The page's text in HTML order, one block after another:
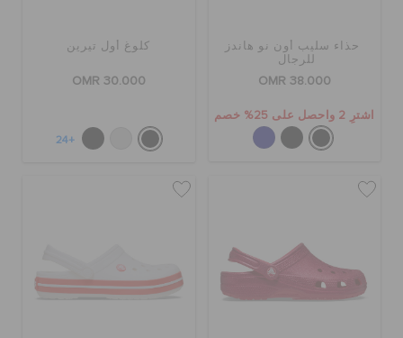
حذاء سليب أون نو هاندز
للرجال
OMR 38.000
اشترِ 2 واحصل على 25% خصم
كلوغ أول تيرين
OMR 30.000
+24